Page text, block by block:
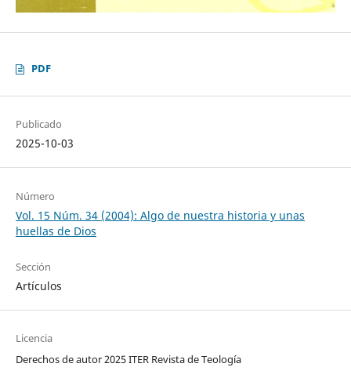
PDF
Publicado
2025-10-03
Número
Vol. 15 Núm. 34 (2004): Algo de nuestra historia y unas
huellas de Dios
Sección
Artículos
Licencia
Derechos de autor 2025 ITER Revista de Teología